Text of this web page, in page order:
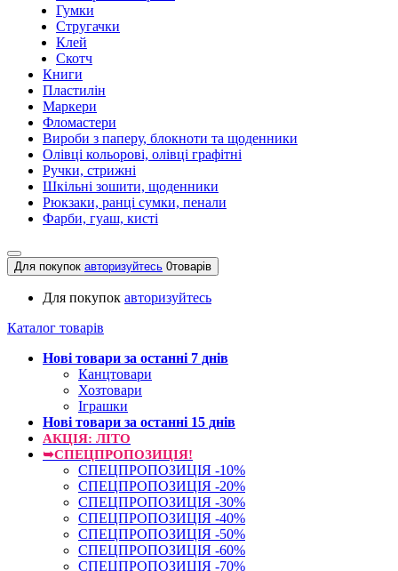
Гумки
Стругачки
Клей
Скотч
Книги
Пластилін
Маркери
Фломастери
Вироби з паперу, блокноти та щоденники
Олівці кольорові, олівці графітні
Ручки, стрижні
Шкільні зошити, щоденники
Рюкзаки, ранці сумки, пенали
Фарби, гуаш, кисті
Для покупок авторизуйтесь 0товарів
Для покупок авторизуйтесь
Каталог товарів
Нові товари за останнi 7 днiв
Канцтовари
Хозтовари
Іграшки
Нові товари за останнi 15 днiв
АКЦІЯ: ЛІТО
➥СПЕЦПРОПОЗИЦІЯ!
СПЕЦПРОПОЗИЦІЯ -10%
СПЕЦПРОПОЗИЦІЯ -20%
СПЕЦПРОПОЗИЦІЯ -30%
СПЕЦПРОПОЗИЦІЯ -40%
СПЕЦПРОПОЗИЦІЯ -50%
СПЕЦПРОПОЗИЦІЯ -60%
СПЕЦПРОПОЗИЦІЯ -70%